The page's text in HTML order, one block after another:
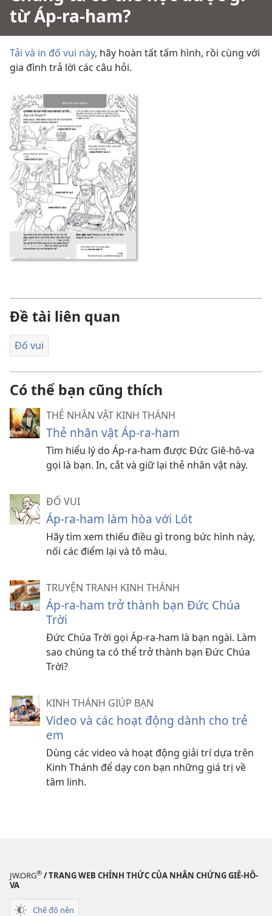
từ Áp-ra-ham?
Tải và in đố vui này, hãy hoàn tất tấm hình, rồi cùng với
gia đình trả lời các câu hỏi.
Đề tài liên quan
Đố vui
Có thể bạn cũng thích
THẺ NHÂN VẬT KINH THÁNH
Thẻ nhân vật Áp-ra-ham
Tìm hiểu lý do Áp-ra-ham được Đức Giê-hô-va
gọi là bạn. In, cắt và giữ lại thẻ nhân vật này.
ĐỐ VUI
Áp-ra-ham làm hòa với Lót
Hãy tìm xem thiếu điều gì trong bức hình này,
nối các điểm lại và tô màu.
TRUYỆN TRANH KINH THÁNH
Áp-ra-ham trở thành bạn Đức Chúa
Trời
Đức Chúa Trời gọi Áp-ra-ham là bạn ngài. Làm
sao chúng ta có thể trở thành bạn Đức Chúa
Trời?
KINH THÁNH GIÚP BẠN
Video và các hoạt động dành cho trẻ
em
Dùng các video và hoạt động giải trí dựa trên
Kinh Thánh để dạy con bạn những giá trị về
tâm linh.
JW.ORG® / TRANG WEB CHÍNH THỨC CỦA NHÂN CHỨNG GIÊ-HÔ-
VA
Chế độ nền